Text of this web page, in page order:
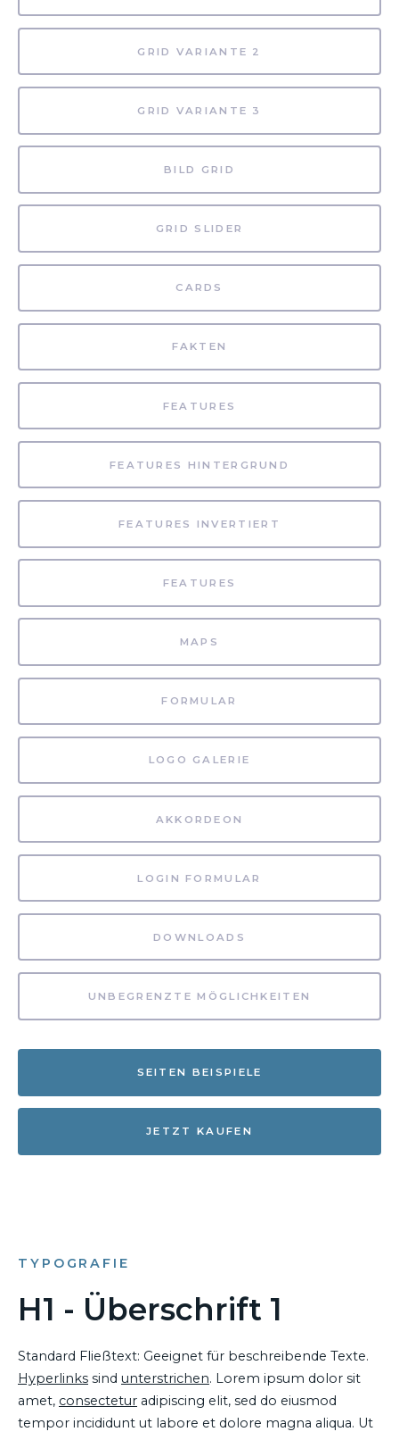
GRID VARIANTE 2
GRID VARIANTE 3
BILD GRID
GRID SLIDER
CARDS
FAKTEN
FEATURES
FEATURES HINTERGRUND
FEATURES INVERTIERT
FEATURES
MAPS
FORMULAR
LOGO GALERIE
AKKORDEON
LOGIN FORMULAR
DOWNLOADS
UNBEGRENZTE MÖGLICHKEITEN
SEITEN BEISPIELE
JETZT KAUFEN
TYPOGRAFIE
H1 - Überschrift 1
Standard Fließtext: Geeignet für beschreibende Texte.
Hyperlinks sind unterstrichen. Lorem ipsum dolor sit
amet, consectetur adipiscing elit, sed do eiusmod
tempor incididunt ut labore et dolore magna aliqua. Ut